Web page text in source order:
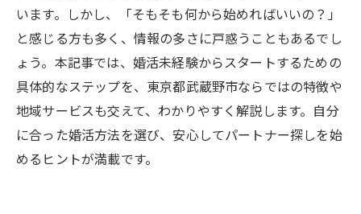
います。しかし、「そもそも何から始めればいいの？」
と感じる方も多く、情報の多さに戸惑うこともあるでし
ょう。本記事では、婚活未経験からスタートするための
具体的なステップを、東京都武蔵野市ならではの特徴や
地域サービスも交えて、わかりやすく解説します。自分
に合った婚活方法を選び、安心してパートナー探しを始
めるヒントが満載です。